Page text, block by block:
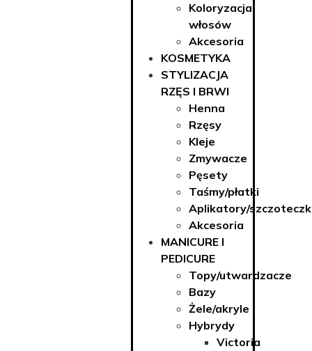
Koloryzacja
włosów
Akcesoria
KOSMETYKA
STYLIZACJA
RZĘS I BRWI
Henna
Rzęsy
Kleje
Zmywacze
Pęsety
Taśmy/płatki
Aplikatory/
Akcesoria
MANICURE I
PEDICURE
Topy/utwardzacze
Bazy
Żele/akryle
Hybrydy
Victoria